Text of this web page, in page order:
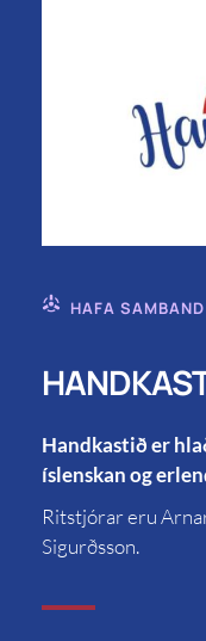
HAFA SAMBAND
Handkastið er
íslenskan og
Ritstjórar eru
Sigurðsson.